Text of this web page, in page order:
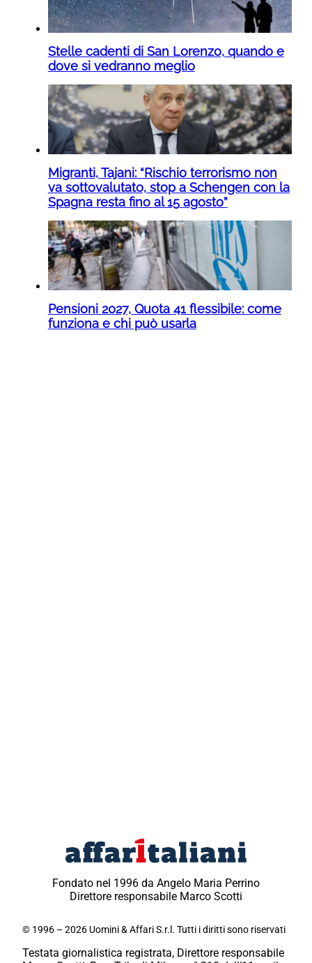
Stelle cadenti di San Lorenzo, quando e
dove si vedranno meglio
Migranti, Tajani: “Rischio terrorismo non
va sottovalutato, stop a Schengen con la
Spagna resta fino al 15 agosto”
Pensioni 2027, Quota 41 flessibile: come
funziona e chi può usarla
Fondato nel 1996 da Angelo Maria Perrino
Direttore responsabile Marco Scotti
© 1996 – 2026 Uomini & Affari S.r.l. Tutti i diritti sono riservati
Testata giornalistica registrata, Direttore responsabile